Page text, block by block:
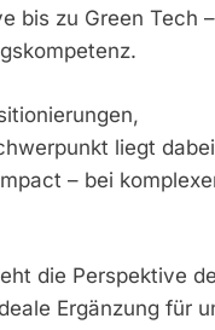
bis zu Green Tech –
liegt
– bei
die Perspektive
Ergänzung für